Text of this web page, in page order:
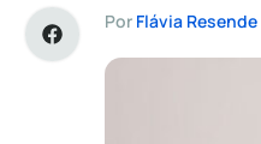
Por Flávia Resende